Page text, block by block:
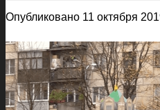
Опубликовано 11 октября